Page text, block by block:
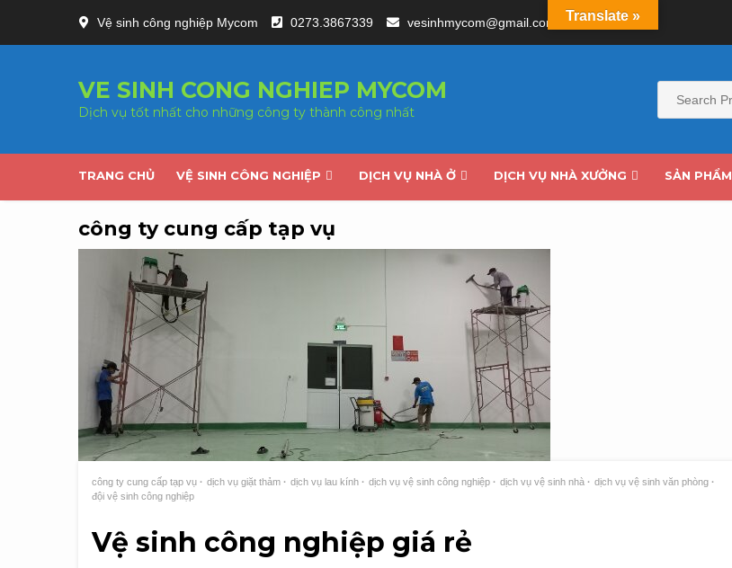
content
Vệ sinh công nghiệp Mycom 0273.3867339 vesinhmycom@gmail.com 8am-8pm
VE SINH CONG NGHIEP MYCOM
Dịch vụ tốt nhất cho những công ty thành công nhất
TRANG CHỦ VỆ SINH CÔNG NGHIỆP DỊCH VỤ NHÀ Ở DỊCH VỤ NHÀ XƯỞNG SẢN PHẨM
công ty cung cấp tạp vụ
công ty cung cấp tạp vụ dịch vụ giặt thảm dịch vụ lau kính dịch vụ vệ sinh công nghiệp dịch vụ vệ sinh nhà
dịch vụ vệ sinh văn phòng
đội vệ sinh công nghiệp
Vệ sinh công nghiệp giá rẻ
Translate »